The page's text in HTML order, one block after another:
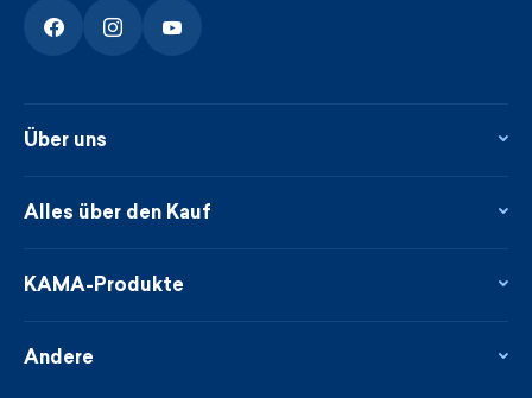
Über uns
Kontakte
Neuheiten
Alles über den Kauf
Treueprogramm
Großhändler
KAMA-Produkte
Nachhaltigkeit
Andere